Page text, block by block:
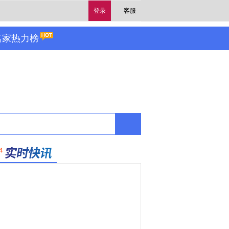
登录 客服
家热力榜